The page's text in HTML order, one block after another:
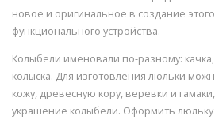
новое и оригинальное в создание
функционального устройства.
Колыбели именовали по-разному:
колыска. Для изготовления люльки
кожу, древесную кору, веревки и
украшение колыбели. Оформить люльку